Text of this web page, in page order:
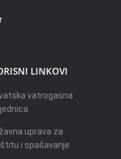
LINKOVI
vatrogasna
uprava za
i spašavanje